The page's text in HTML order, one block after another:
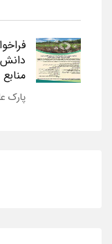
دانش
پارک